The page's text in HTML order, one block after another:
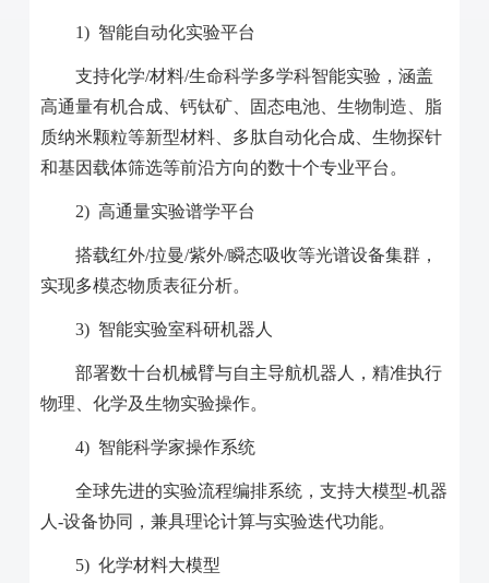
1) 智能自动化实验平台
支持化学/材料/生命科学多学科智能实验，涵盖
高通量有机合成、钙钛矿、固态电池、生物制造、脂
质纳米颗粒等新型材料、多肽自动化合成、生物探针
和基因载体筛选等前沿方向的数十个专业平台。
2) 高通量实验谱学平台
搭载红外/拉曼/紫外/瞬态吸收等光谱设备集群，
实现多模态物质表征分析。
3) 智能实验室科研机器人
部署数十台机械臂与自主导航机器人，精准执行
物理、化学及生物实验操作。
4) 智能科学家操作系统
全球先进的实验流程编排系统，支持大模型-机器
人 -设备协同，兼具理论计算与实验迭代功能。
5) 化学材料大模型